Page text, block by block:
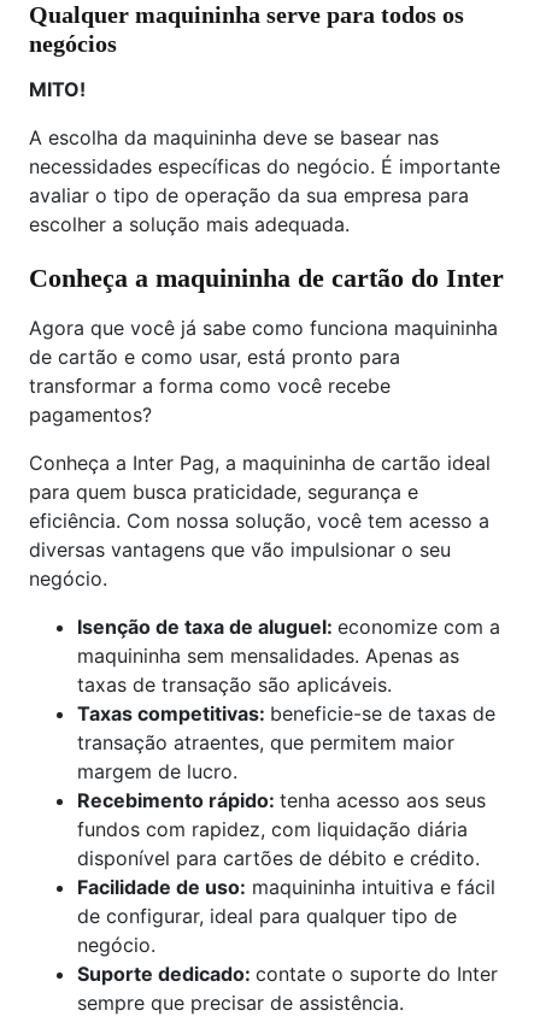
Qualquer maquininha serve para todos os
negócios
MITO!
A escolha da maquininha deve se basear nas
necessidades específicas do negócio. É importante
avaliar o tipo de operação da sua empresa para
escolher a solução mais adequada.
Conheça a maquininha de cartão do Inter
Agora que você já sabe como funciona maquininha
de cartão e como usar, está pronto para
transformar a forma como você recebe
pagamentos?
Conheça a Inter Pag, a maquininha de cartão ideal
para quem busca praticidade, segurança e
eficiência. Com nossa solução, você tem acesso a
diversas vantagens que vão impulsionar o seu
negócio.
Isenção de taxa de aluguel: economize com a
maquininha sem mensalidades. Apenas as
taxas de transação são aplicáveis.
Taxas competitivas: beneficie-se de taxas de
transação atraentes, que permitem maior
margem de lucro.
Recebimento rápido: tenha acesso aos seus
fundos com rapidez, com liquidação diária
disponível para cartões de débito e crédito.
Facilidade de uso: maquininha intuitiva e fácil
de configurar, ideal para qualquer tipo de
negócio.
Suporte dedicado: contate o suporte do Inter
sempre que precisar de assistência.